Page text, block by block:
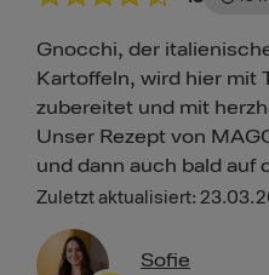
Gnocchi, der
Kartoffeln, wird hier mit
zubereitet und mit
Unser Rezept von
und dann auch bald auf
Zuletzt aktualisiert:
Sofie